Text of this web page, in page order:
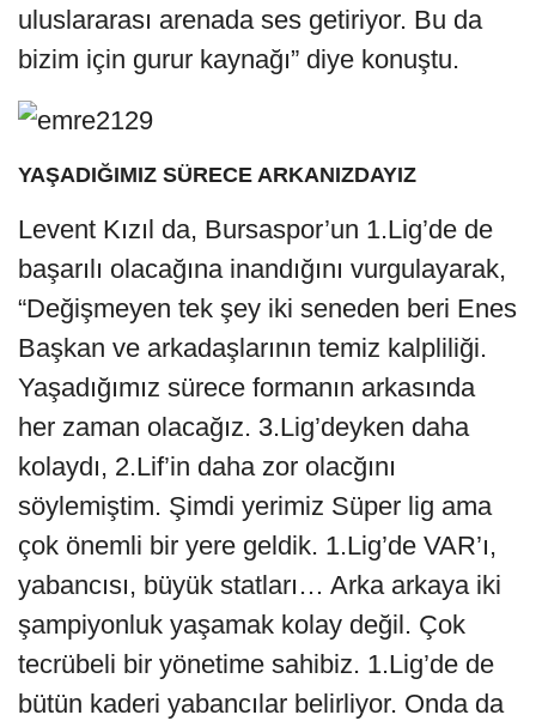
uluslararası arenada ses getiriyor. Bu da
bizim için gurur kaynağı” diye konuştu.
YAŞADIĞIMIZ SÜRECE ARKANIZDAYIZ
Levent Kızıl da, Bursaspor’un 1.Lig’de de
başarılı olacağına inandığını vurgulayarak,
“Değişmeyen tek şey iki seneden beri Enes
Başkan ve arkadaşlarının temiz kalpliliği.
Yaşadığımız sürece formanın arkasında
her zaman olacağız. 3.Lig’deyken daha
kolaydı, 2.Lif’in daha zor olacğını
söylemiştim. Şimdi yerimiz Süper lig ama
çok önemli bir yere geldik. 1.Lig’de VAR’ı,
yabancısı, büyük statları… Arka arkaya iki
şampiyonluk yaşamak kolay değil. Çok
tecrübeli bir yönetime sahibiz. 1.Lig’de de
bütün kaderi yabancılar belirliyor. Onda da